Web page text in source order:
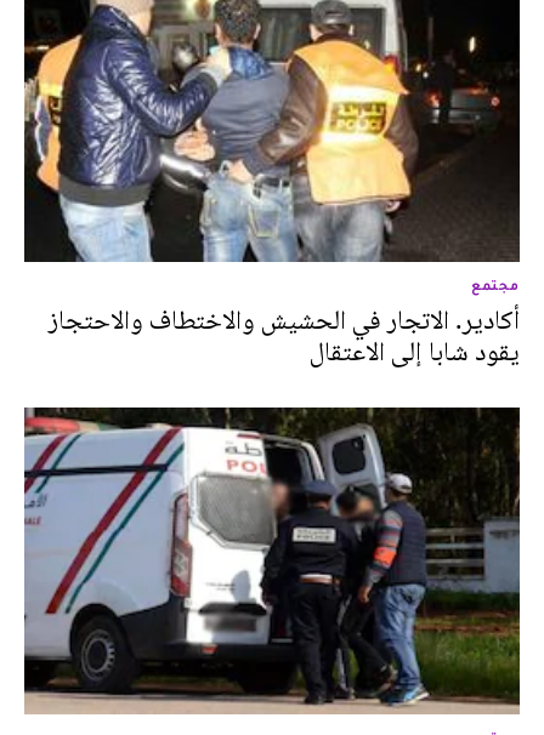
مجتمع
أكادير. الاتجار في الحشيش والاختطاف والاحتجاز
يقود شابا إلى الاعتقال